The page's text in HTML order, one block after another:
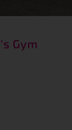
Gym